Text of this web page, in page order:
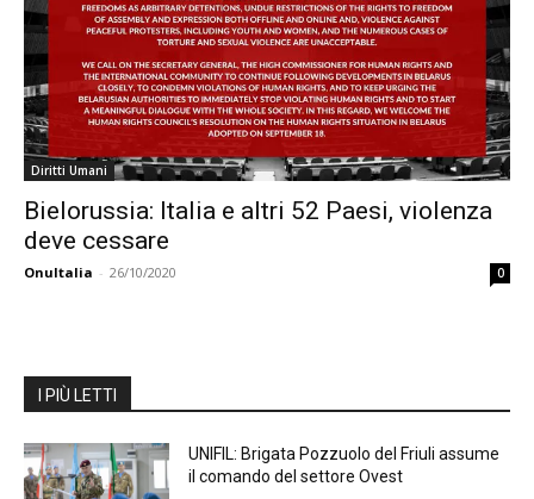
Diritti Umani
Bielorussia: Italia e altri 52 Paesi, violenza
deve cessare
OnuItalia - 26/10/2020 0
I PIÙ LETTI
UNIFIL: Brigata Pozzuolo del Friuli assume
il comando del settore Ovest